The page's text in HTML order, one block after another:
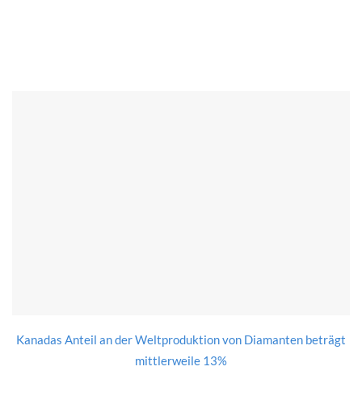
Kanadas Anteil an der Weltproduktion von Diamanten beträgt
mittlerweile 13%